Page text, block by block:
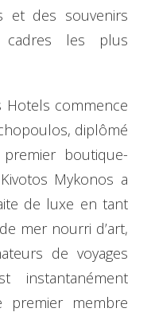
et des souvenirs
cadres les plus
Hotels commence
diplômé
boutique-
Mykonos a
de luxe en tant
mer nourri d’art,
de voyages
instantanément
premier membre